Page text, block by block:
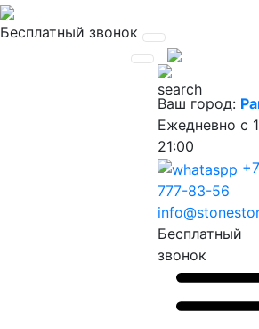
Бесплатный звонок
Ваш город:
Ежедневно с
21:00
777-83-56
Бесплатный
звонок